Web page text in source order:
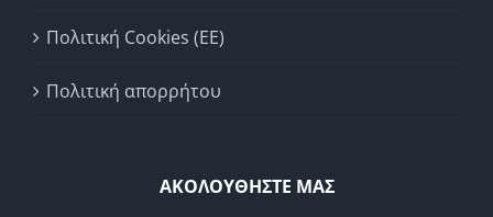
Πολιτική Cookies (ΕΕ)
Πολιτική απορρήτου
ΑΚΟΛΟΥΘΗΣΤΕ ΜΑΣ